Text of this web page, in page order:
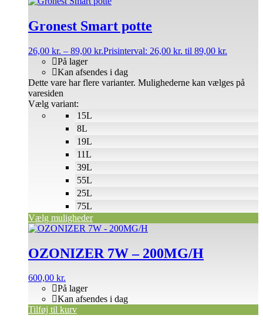
Gronest Smart potte
26,00 kr. – 89,00 kr.Prisinterval: 26,00 kr. til 89,00 kr.
På lager
Kan afsendes i dag
Vælg variant:
Vælg muligheder
Dette vare har flere varianter. Mulighederne kan vælges på
varesiden
15L
8L
19L
11L
39L
55L
25L
75L
OZONIZER 7W – 200MG/H
600,00 kr.
På lager
Kan afsendes i dag
Tilføj til kurv